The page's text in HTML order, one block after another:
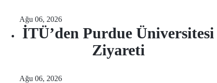
Ağu 06, 2026
İTÜ’den Purdue Üniversitesi
Ziyareti
Ağu 06, 2026